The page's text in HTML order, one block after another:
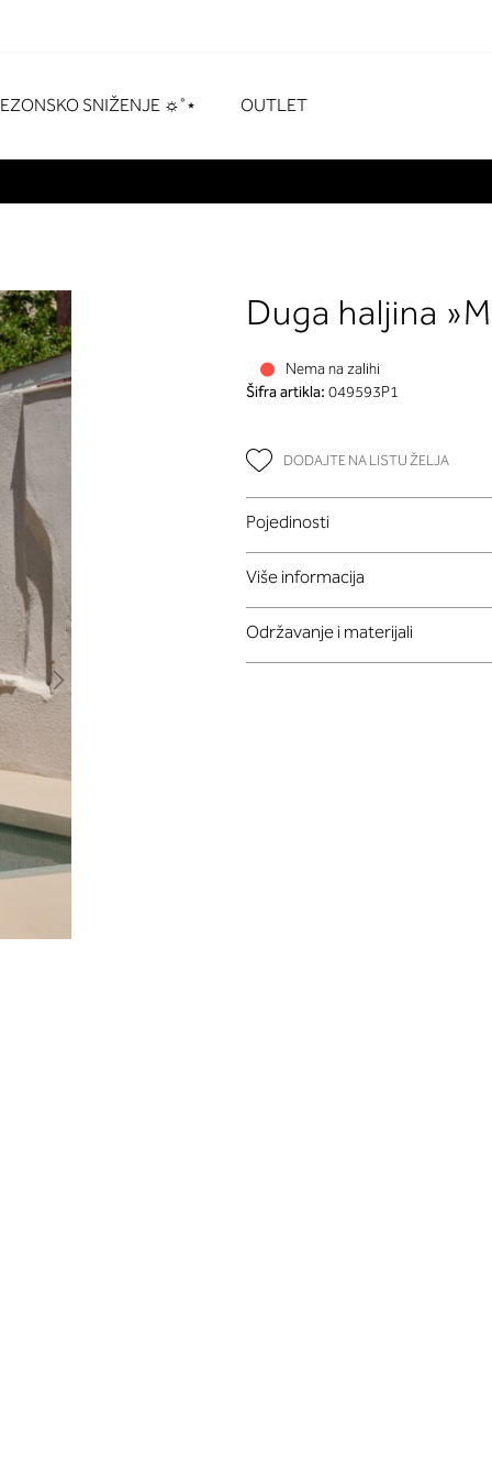
SNIŽENJE ☼˚⋆ OUTLET
Duga haljina
Nema na zalihi
Šifra artikla: 049593P1
DODAJTE NA LISTU ŽELJA
Pojedinosti
Više informacija
Održavanje i materijali